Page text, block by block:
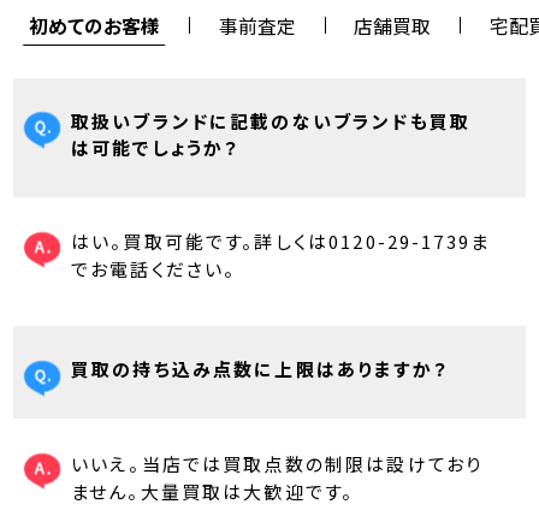
初めてのお客様 事前査定 店舗買取 宅配
取扱いブランドに記載のないブランドも買取
は可能でしょうか？
はい。買取可能です。詳しくは0120-29-1739ま
でお電話ください。
買取の持ち込み点数に上限はありますか？
いいえ。当店では買取点数の制限は設けており
ません。大量買取は大歓迎です。